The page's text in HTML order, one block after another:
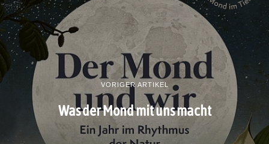
VORIGER ARTIKEL
Was der Mond mit uns macht